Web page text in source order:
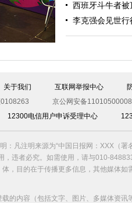
海峡隧道第一人
球盛宴
西班牙斗牛者
李克强会见世
关于我们 互联网举报中心
京公网安备
12300电信用户申诉受理中心
：凡注明来源为“中国日报网：XXX（
，违者必究。如需使用，请与010-
体，目的在于传播更多信息，其他媒体
载的内容（包括文字、图片、多媒体资